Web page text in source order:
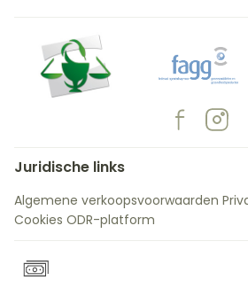
Juridische links
Algemene verkoopsvoorwaarden
Cookies ODR-platform